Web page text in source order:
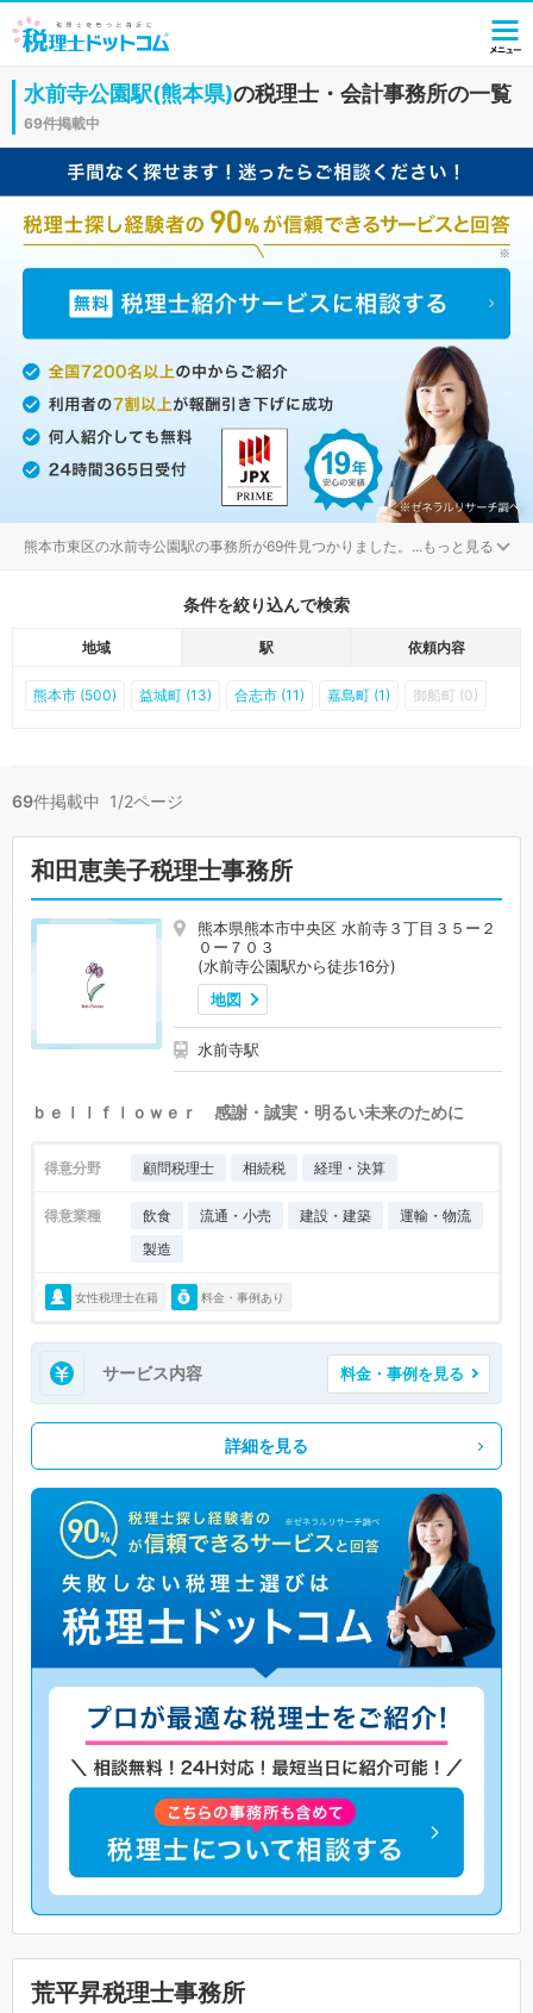
水前寺公園駅(熊本県)の税理士・会計事務所の一覧
69件掲載中
熊本市東区の水前寺公園駅の事務所が69件見つかりました。 ...もっと見る
条件を絞り込んで検索
地域 駅 依頼内容
熊本市 (500) 益城町 (13) 合志市 (11) 嘉島町 (1) 御船町 (0)
69件掲載中 1/2ページ
和田恵美子税理士事務所
熊本県熊本市中央区 水前寺３丁目３５ー２
０ー７０３
(水前寺公園駅から徒歩16分)
地図
水前寺駅
ｂｅｌｌｆｌｏｗｅｒ 感謝・誠実・明るい未来のために
得意分野 顧問税理士 相続税 経理・決算
得意業種 飲食 流通・小売 建設・建築
運輸・物流
製造
女性税理士在籍 料金・事例あり
サービス内容 料金・事例を見る
詳細を見る
荒平昇税理士事務所